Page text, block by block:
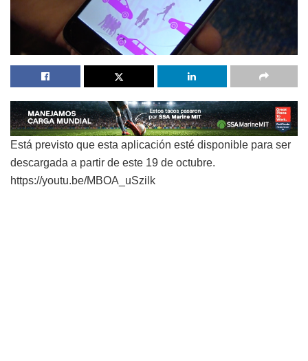
Está previsto que esta aplicación esté disponible para ser
descargada a partir de este 19 de octubre.
https://youtu.be/MBOA_uSzilk